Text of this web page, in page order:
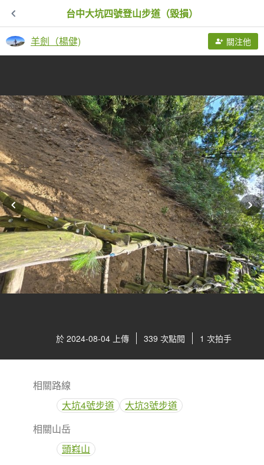
台中大坑四號登山步道（毀損）
羊劍（楊健) 關注他
於 2024-08-04 上傳 339 次點閱 1 次拍手
相關路線
大坑4號步道
大坑3號步道
相關山岳
頭嵙山